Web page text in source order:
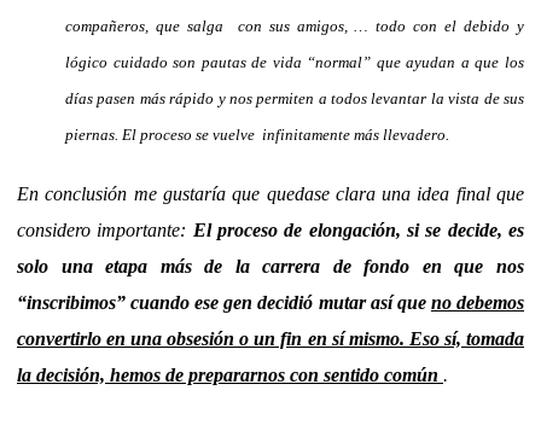
compañeros, que salga con sus amigos, … todo con el debido y
lógico cuidado son pautas de vida “normal” que ayudan a que los
días pasen más rápido y nos permiten a todos levantar la vista de sus
piernas. El proceso se vuelve infinitamente más llevadero.
En conclusión me gustaría que quedase clara una idea final que
considero importante: El proceso de elongación, si se decide, es
solo una etapa más de la carrera de fondo en que nos
“inscribimos” cuando ese gen decidió mutar así que no debemos
convertirlo en una obsesión o un fin en sí mismo. Eso sí, tomada
la decisión, hemos de prepararnos con sentido común .